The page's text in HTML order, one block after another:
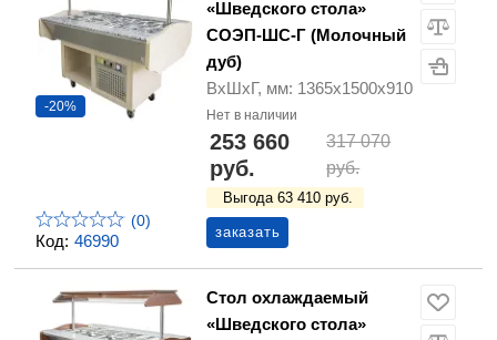
Код: 46990
-20%
(0)
«Шведского стола»
СОЭП-ШС-Г (Молочный
дуб)
ВхШхГ, мм: 1365х1500х910
Нет в наличии
253 660
руб.
317 070
руб.
Выгода 63 410 руб.
заказать
Стол охлаждаемый
«Шведского стола»